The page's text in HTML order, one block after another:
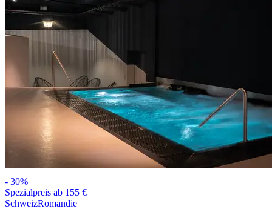
- 30%
Spezialpreis ab 155 €
SchweizRomandie